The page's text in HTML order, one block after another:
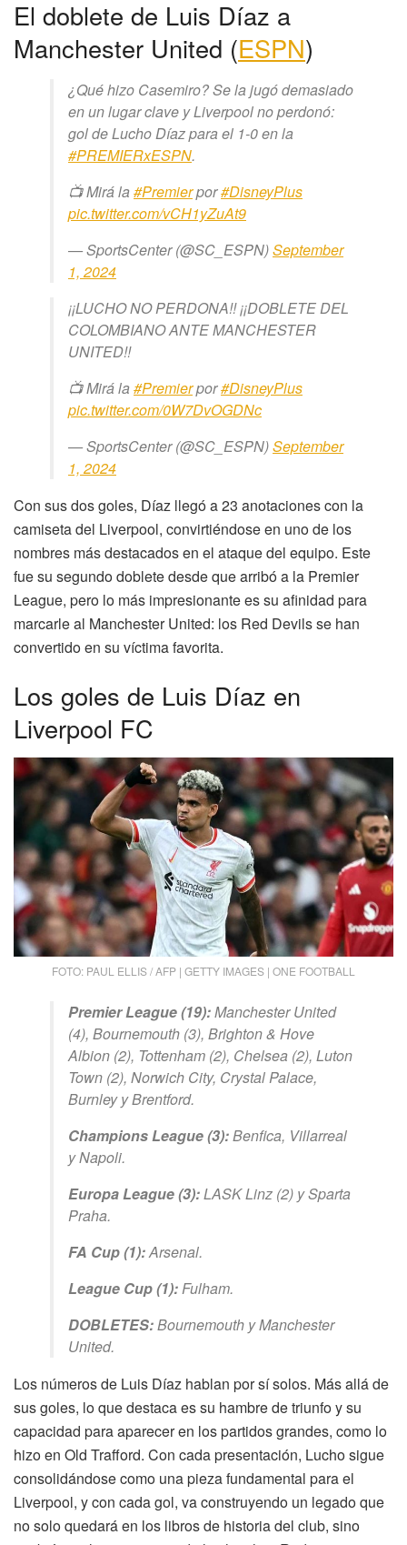
El doblete de Luis Díaz a
Manchester United (ESPN)
¿Qué hizo Casemiro? Se la jugó demasiado
en un lugar clave y Liverpool no perdonó:
gol de Lucho Díaz para el 1-0 en la
#PREMIERxESPN.
📺 Mirá la#Premierpor#DisneyPlus
pic.twitter.com/vCH1yZuAt9
— SportsCenter (@SC_ESPN)September
1, 2024
¡¡LUCHO NO PERDONA!! ¡¡DOBLETE DEL
COLOMBIANO ANTE MANCHESTER
UNITED!!
📺 Mirá la#Premierpor#DisneyPlus
pic.twitter.com/0W7DvOGDNc
— SportsCenter (@SC_ESPN)September
1, 2024
Con sus dos goles, Díaz llegó a 23 anotaciones con la
camiseta del Liverpool, convirtiéndose en uno de los
nombres más destacados en el ataque del equipo. Este
fue su segundo doblete desde que arribó a la Premier
League, pero lo más impresionante es su afinidad para
marcarle al Manchester United: los Red Devils se han
convertido en su víctima favorita.
Los goles de Luis Díaz en
Liverpool FC
FOTO: PAUL ELLIS / AFP | GETTY IMAGES | ONE FOOTBALL
Premier League (19):Manchester United
(4), Bournemouth (3), Brighton & Hove
Albion (2), Tottenham (2), Chelsea (2), Luton
Town (2), Norwich City, Crystal Palace,
Burnley y Brentford.
Champions League (3):Benfica, Villarreal
y Napoli.
Europa League (3):LASK Linz (2) y Sparta
Praha.
FA Cup (1):Arsenal.
League Cup (1):Fulham.
DOBLETES:Bournemouth y Manchester
United.
Los números de Luis Díaz hablan por sí solos. Más allá de
sus goles, lo que destaca es su hambre de triunfo y su
capacidad para aparecer en los partidos grandes, como lo
hizo en Old Trafford. Con cada presentación, Lucho sigue
consolidándose como una pieza fundamental para el
Liverpool, y con cada gol, va construyendo un legado que
no solo quedará en los libros de historia del club, sino